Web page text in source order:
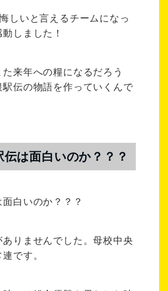
しいと言えるチームになっ
しました！
来年への糧になるだろう
駅伝の物語を作っていくんで
伝は面白いのか？？？
白いのか？？？
りませんでした。母校中央
です。